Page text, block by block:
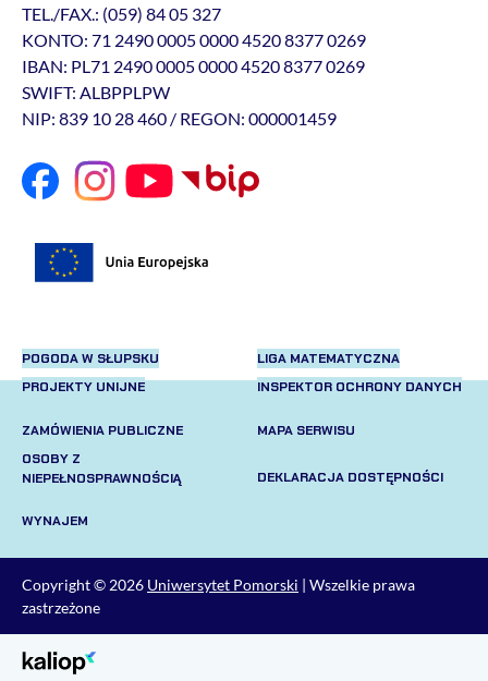
TEL./FAX.: (059) 84 05 327
KONTO: 71 2490 0005 0000 4520 8377 0269
IBAN: PL71 2490 0005 0000 4520 8377 0269
SWIFT: ALBPPLPW
NIP: 839 10 28 460 / REGON: 000001459
POGODA W SŁUPSKU
PROJEKTY UNIJNE
LIGA MATEMATYCZNA
INSPEKTOR OCHRONY DANYCH
ZAMÓWIENIA PUBLICZNE
OSOBY Z
NIEPEŁNOSPRAWNOŚCIĄ
MAPA SERWISU
DEKLARACJA DOSTĘPNOŚCI
WYNAJEM
Copyright © 2026 Uniwersytet Pomorski | Wszelkie prawa
zastrzeżone